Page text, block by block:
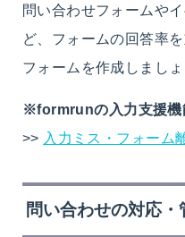
問い合わせフォームや
ど、フォームの回答率
フォームを作成しましょ
※formrunの入力支援
>> 入力ミス・フォーム
問い合わせの対応